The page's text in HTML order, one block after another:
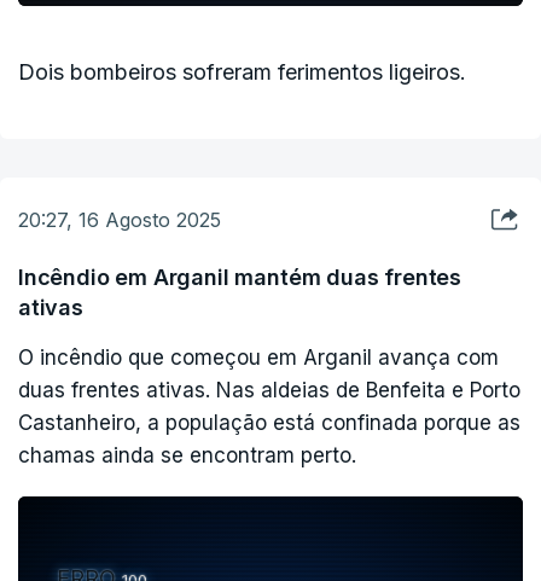
Dois bombeiros sofreram ferimentos ligeiros.
20:27, 16 Agosto 2025
Incêndio em Arganil mantém duas frentes
ativas
O incêndio que começou em Arganil avança com
duas frentes ativas. Nas aldeias de Benfeita e Porto
Castanheiro, a população está confinada porque as
chamas ainda se encontram perto.